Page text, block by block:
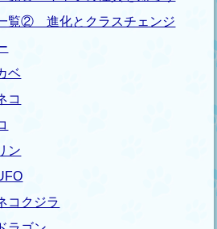
覧② 進化とクラスチェンジ
ベ
コ
ン
コクジラ